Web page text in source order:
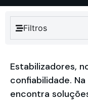
Filtros
Estabilizadores,
confiabilidade.
encontra